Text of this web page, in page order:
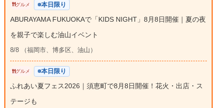
グルメ 本日限り
ABURAYAMA FUKUOKAで「KIDS NIGHT」8月8日開催｜夏の夜
を親子で楽しむ油山イベント
8/8 （福岡市、博多区、油山）
グルメ 本日限り
ふれあい夏フェス2026｜須恵町で8月8日開催！花火・出店・ス
テージも